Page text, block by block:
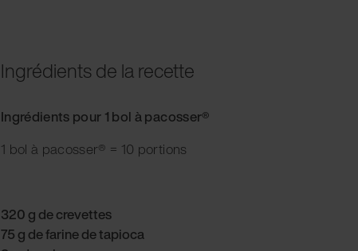
Ingrédients de la recette
Ingrédients pour 1 bol à pacosser®
1 bol à pacosser® = 10 portions
320 g de crevettes
75 g de farine de tapioca